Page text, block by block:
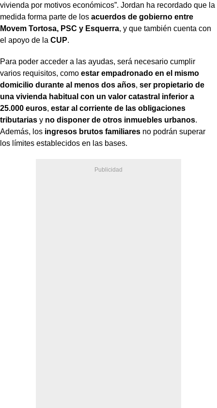
vivienda por motivos económicos”. Jordan ha recordado que la
medida forma parte de los acuerdos de gobierno entre
Movem Tortosa, PSC y Esquerra, y que también cuenta con
el apoyo de la CUP.
Para poder acceder a las ayudas, será necesario cumplir
varios requisitos, como estar empadronado en el mismo
domicilio durante al menos dos años, ser propietario de
una vivienda habitual con un valor catastral inferior a
25.000 euros, estar al corriente de las obligaciones
tributarias y no disponer de otros inmuebles urbanos.
Además, los ingresos brutos familiares no podrán superar
los límites establecidos en las bases.